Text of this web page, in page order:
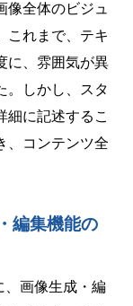
像全体のビジュ
これまで、テキ
に、雰囲気が異
。しかし、スタ
細に記述するこ
、コンテンツ全
編集機能の
、画像生成・編